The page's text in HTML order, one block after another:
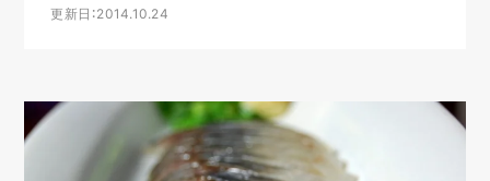
更新日：2014.10.24